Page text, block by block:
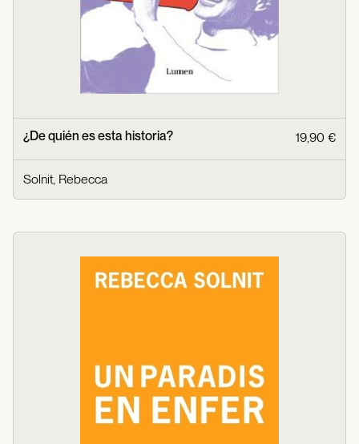
¿De quién es esta historia? 19,90 €
Solnit, Rebecca